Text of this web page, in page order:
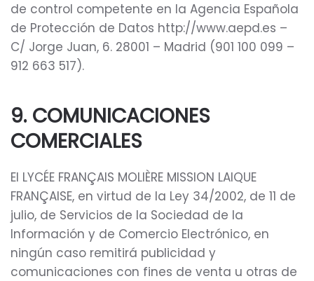
de control competente en la Agencia Española
de Protección de Datos http://www.aepd.es –
C/ Jorge Juan, 6. 28001 – Madrid (901 100 099 –
912 663 517).
9. COMUNICACIONES
COMERCIALES
El LYCÉE FRANÇAIS MOLIÈRE MISSION LAIQUE
FRANÇAISE, en virtud de la Ley 34/2002, de 11 de
julio, de Servicios de la Sociedad de la
Información y de Comercio Electrónico, en
ningún caso remitirá publicidad y
comunicaciones con fines de venta u otras de